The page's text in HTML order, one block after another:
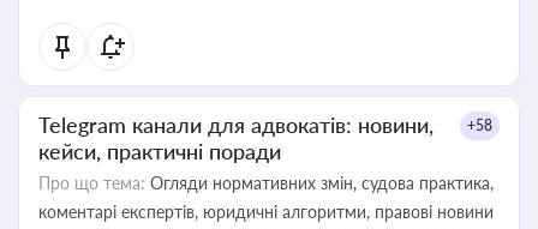
Telegram канали для адвокатів: новини,
кейси, практичні поради
+58
Про що тема: Огляди нормативних змін, судова практика,
коментарі експертів, юридичні алгоритми, правові новини